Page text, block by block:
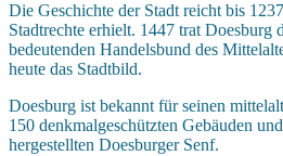
Die Geschichte der Stadt reicht bis
Stadtrechte erhielt. 1447 trat Doesburg
bedeutenden Handelsbund des
heute das Stadtbild.
Doesburg ist bekannt für seinen
150 denkmalgeschützten Gebäuden
hergestellten Doesburger Senf.